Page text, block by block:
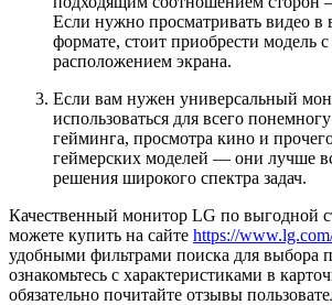
Если нужно просматривать видео в
формате, стоит приобрести модель
расположением экрана.
Если вам нужен универсальный
использоваться для всего
гейминга, просмотра кино и
геймерских моделей — они лучше
решения широкого спектра задач.
Качественный монитор LG по выгодной
можете купить на сайте https://
удобными фильтрами поиска для выбора
ознакомьтесь с характеристиками в
обязательно почитайте отзывы